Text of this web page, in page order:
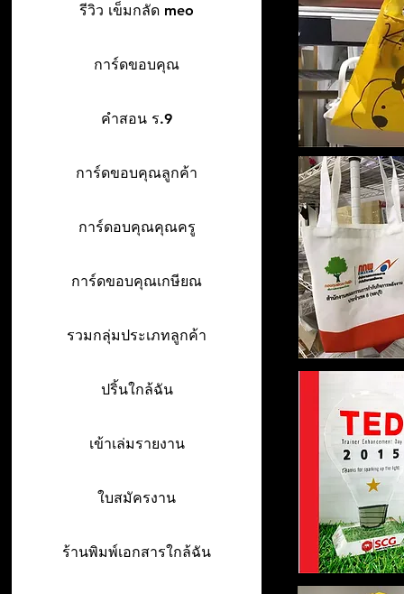
รีวิว เข็มกลัด meo
การ์ดขอบคุณ
คำสอน ร.9
การ์ดขอบคุณลูกค้า
การ์ดอบคุณคุณครู
การ์ดขอบคุณเกษียณ
รวมกลุ่มประเภทลูกค้า
ปริ้นใกล้ฉัน
เข้าเล่มรายงาน
ใบสมัครงาน
ร้านพิมพ์เอกสารใกล้ฉัน